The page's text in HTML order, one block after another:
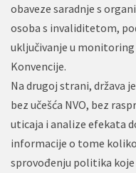
obaveze saradnje s
osoba s invaliditetom,
uključivanje u
Konvencije.
Na drugoj strani, država
bez učešća NVO, bez
uticaja i analize efekata
informacije o tome
sprovođenju politika